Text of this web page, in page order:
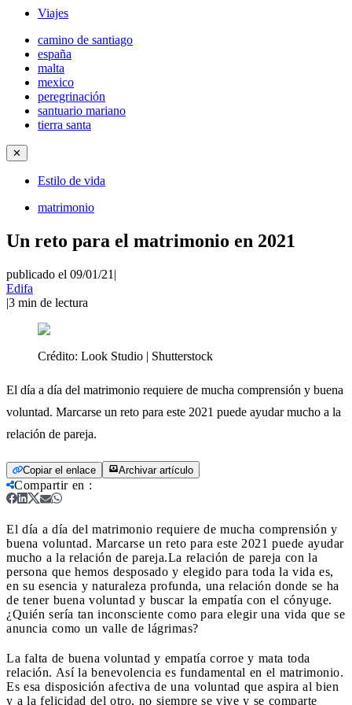
Viajes
camino de santiago
españa
malta
mexico
peregrinación
santuario mariano
tierra santa
✕
Estilo de vida
matrimonio
Un reto para el matrimonio en 2021
publicado el 09/01/21 |
Edifa
|3 min de lectura
Crédito: Look Studio | Shutterstock
El día a día del matrimonio requiere de mucha comprensión y buena
voluntad. Marcarse un reto para este 2021 puede ayudar mucho a la
relación de pareja.
Copiar el enlace Archivar artículo
Compartir en :
El día a día del matrimonio requiere de mucha comprensión y
buena voluntad. Marcarse un reto para este 2021 puede ayudar
mucho a la relación de pareja.La relación de pareja con la
persona que hemos desposado y elegido para toda la vida es,
en su esencia y naturaleza profunda, una relación donde se ha
de tener buena voluntad y buscar la empatía con el cónyuge.
¿Quién sería tan inconsciente como para elegir una vida que se
anuncia como un valle de lágrimas?
La falta de buena voluntad y empatía corroe y mata toda
relación. Así la benevolencia es fundamental en el matrimonio.
Es esa disposición afectiva de una voluntad que aspira al bien
y a la felicidad del otro, no siempre se vive y se comparte